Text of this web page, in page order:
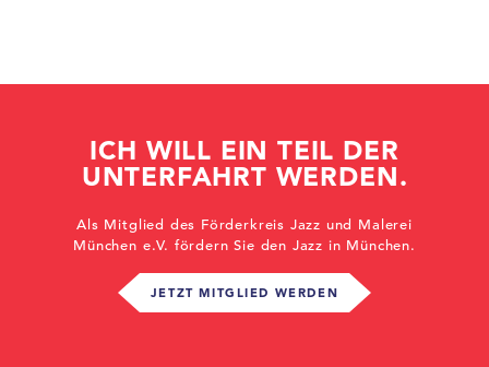
ICH WILL EIN TEIL DER
UNTERFAHRT WERDEN.
Als Mitglied des Förderkreis Jazz und Malerei
München e.V. fördern Sie den Jazz in München.
JETZT MITGLIED WERDEN